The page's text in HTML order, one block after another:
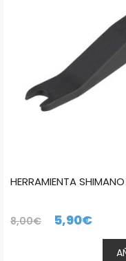
HERRAMIENTA
8,00€
El
5,90€El